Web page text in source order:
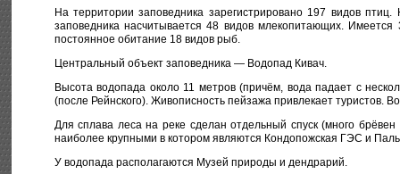
На территории заповедника зарегистрировано 197 видов
заповедника насчитывается 48 видов млекопитающих.
постоянное обитание 18 видов рыб.
Центральный объект заповедника — Водопад Кивач.
Высота водопада около 11 метров (причём, вода падает с
(после Рейнского). Живописность пейзажа привлекает туристов.
Для сплава леса на реке сделан отдельный спуск (много
наиболее крупными в котором являются Кондопожская ГЭС и
У водопада располагаются Музей природы и дендрарий.